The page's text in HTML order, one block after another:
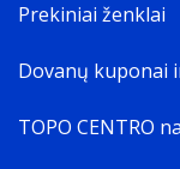
Prekiniai ženklai
Dovanų kuponai
TOPO CENTRO